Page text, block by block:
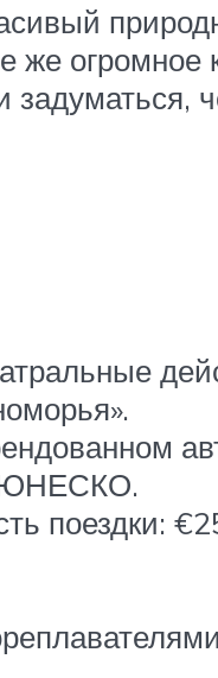
огромное
задуматься,
ЮНЕСКО.
поездки: